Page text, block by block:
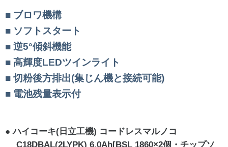
ブロワ機構
ソフトスタート
逆5°傾斜機能
高輝度LEDツインライト
切粉後方排出(集じん機と接続可能)
電池残量表示付
ハイコーキ(日立工機) コードレスマルノコ
C18DBAL(2LYPK) 6.0Ah[BSL 1860×2個・チップソ